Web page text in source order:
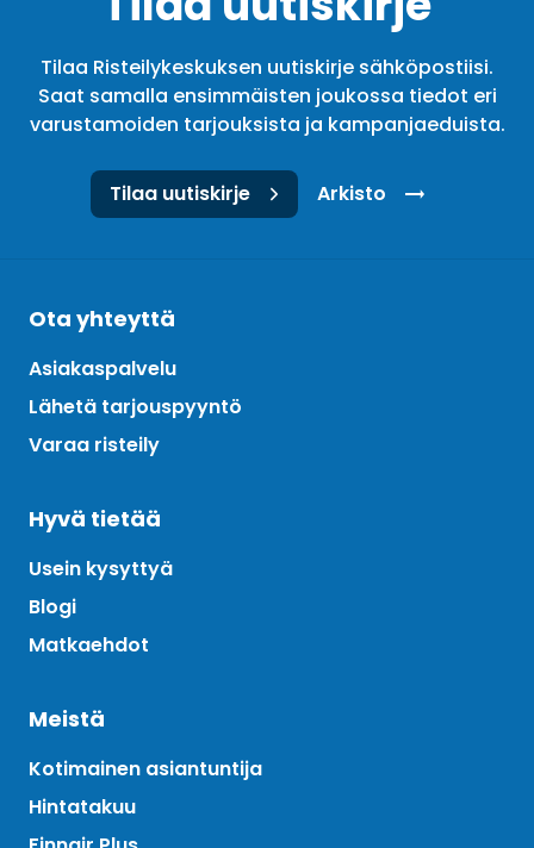
Tilaa Risteilykeskuksen uutiskirje sähköpostiisi.
Saat samalla ensimmäisten joukossa tiedot eri
varustamoiden tarjouksista ja kampanjaeduista.
Tilaa uutiskirje Arkisto
Ota yhteyttä
Asiakaspalvelu
Lähetä tarjouspyyntö
Varaa risteily
Hyvä tietää
Usein kysyttyä
Blogi
Matkaehdot
Meistä
Kotimainen asiantuntija
Hintatakuu